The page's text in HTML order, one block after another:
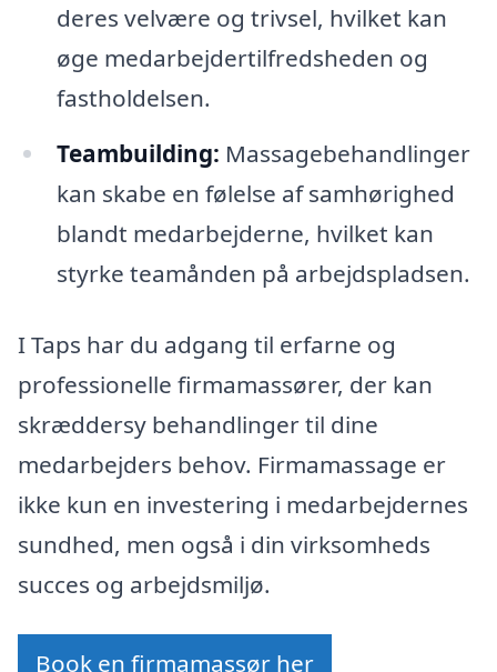
deres velvære og trivsel, hvilket kan
øge medarbejdertilfredsheden og
fastholdelsen.
Teambuilding: Massagebehandlinger
kan skabe en følelse af samhørighed
blandt medarbejderne, hvilket kan
styrke teamånden på arbejdspladsen.
I Taps har du adgang til erfarne og
professionelle firmamassører, der kan
skræddersy behandlinger til dine
medarbejders behov. Firmamassage er
ikke kun en investering i medarbejdernes
sundhed, men også i din virksomheds
succes og arbejdsmiljø.
Book en firmamassør her